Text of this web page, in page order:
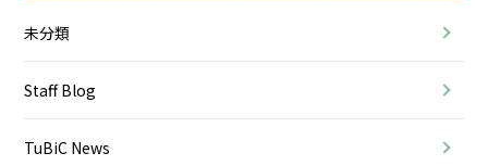
未分類
Staff Blog
TuBiC News